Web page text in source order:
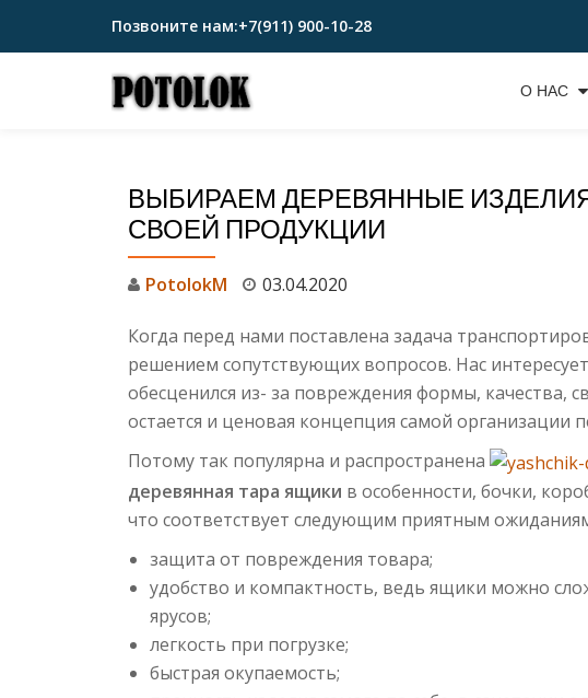
Перейти
Позвоните нам:+7(911) 900-10-28
О НАС
ВЫБИРАЕМ ДЕРЕВЯННЫЕ
СВОЕЙ ПРОДУКЦИИ
PotolokM 03.04.2020
Когда перед нами поставлена задача
решением сопутствующих вопросов. Нас
обесценился из- за повреждения формы, качества,
остается и ценовая концепция самой организации
Потому так популярна и распространена
деревянная тара ящики в особенности, бочки,
что соответствует следующим приятным
защита от повреждения товара;
удобство и компактность, ведь ящики можно
ярусов;
легкость при погрузке;
быстрая окупаемость;